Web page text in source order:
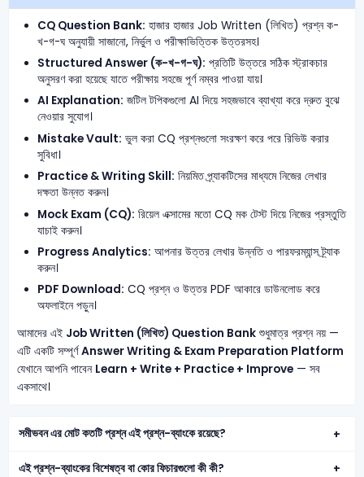
CQ Question Bank: হাজার হাজার Job Written (লিখিত) প্রশ্ন ক-
খ-গ-ঘ অনুযায়ী সাজানো, নির্ভুল ও পরীক্ষাভিত্তিক উত্তরসহ।
Structured Answer (ক-খ-গ-ঘ): প্রতিটি উত্তরে সঠিক স্ট্রাকচার
অনুসরণ করা হয়েছে যাতে পরীক্ষায় সহজে পূর্ণ নম্বর পাওয়া যায়।
AI Explanation: জটিল টপিকগুলো AI দিয়ে সহজভাবে ব্যাখ্যা করে দ্রুত বুঝে
নেওয়ার সুযোগ।
Mistake Vault: ভুল করা CQ প্রশ্নগুলো সংরক্ষণ করে পরে রিভিউ করার
সুবিধা।
Practice & Writing Skill: নিয়মিত প্র্যাকটিসের মাধ্যমে নিজের লেখার
দক্ষতা উন্নত করুন।
Mock Exam (CQ): রিয়েল এক্সামের মতো CQ মক টেস্ট দিয়ে নিজের প্রস্তুতি
যাচাই করুন।
Progress Analytics: আপনার উত্তর লেখার উন্নতি ও পারফরম্যান্স ট্র্যাক
করুন।
PDF Download: CQ প্রশ্ন ও উত্তর PDF আকারে ডাউনলোড করে
অফলাইনে পড়ুন।
আমাদের এই Job Written (লিখিত) Question Bankশুধুমাত্র প্রশ্ন নয় —
এটি একটি সম্পূর্ণAnswer Writing & Exam Preparation Platform
যেখানে আপনি পাবেন Learn + Write + Practice + Improve— সব
একসাথে।
সমীভবন এর মোট কতটি প্রশ্ন এই প্রশ্ন-ব্যাংকে রয়েছে?
এই প্রশ্ন-ব্যাংকের বিশেষত্ব বা কোর ফিচারগুলো কী কী?